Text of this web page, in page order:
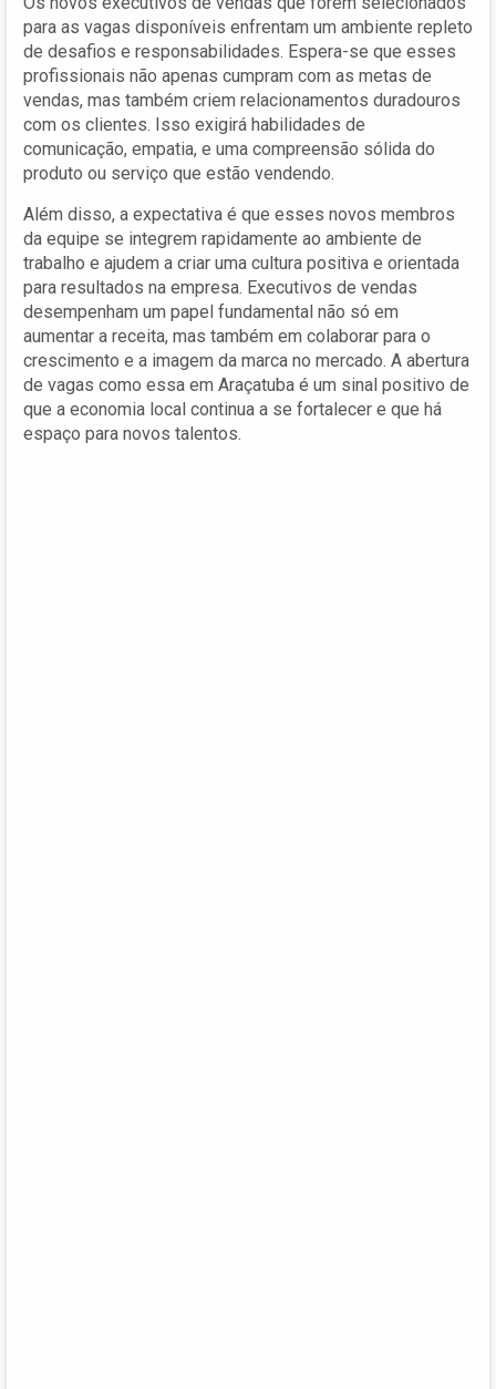
para as vagas disponíveis enfrentam um ambiente repleto
de desafios e responsabilidades. Espera-se que esses
profissionais não apenas cumpram com as metas de
vendas, mas também criem relacionamentos duradouros
com os clientes. Isso exigirá habilidades de
comunicação, empatia, e uma compreensão sólida do
produto ou serviço que estão vendendo.
Além disso, a expectativa é que esses novos membros
da equipe se integrem rapidamente ao ambiente de
trabalho e ajudem a criar uma cultura positiva e orientada
para resultados na empresa. Executivos de vendas
desempenham um papel fundamental não só em
aumentar a receita, mas também em colaborar para o
crescimento e a imagem da marca no mercado. A abertura
de vagas como essa em Araçatuba é um sinal positivo de
que a economia local continua a se fortalecer e que há
espaço para novos talentos.